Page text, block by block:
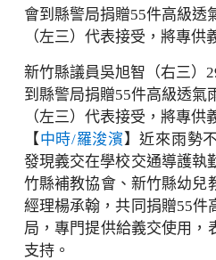
新竹縣議員吳旭智（右三）
到縣警局捐贈55件高級透氣
（左三）代表接受，將專供
【 中時/羅浚濱 】近來雨勢
發現義交在學校交通導護執
竹縣補教協會、新竹縣幼兒
經理楊承翰，共同捐贈55件
局，專門提供給義交使用，
支持。